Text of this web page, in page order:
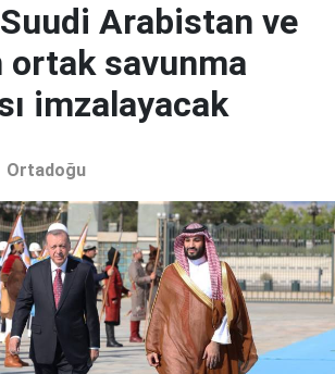
Arabistan ve
ortak savunma
imzalayacak
Ortadoğu